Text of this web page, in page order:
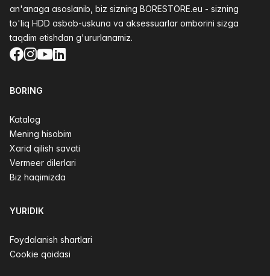
an'anaga asoslanib, biz sizning BORESTORE.eu - sizning
to'liq HDD asbob-uskuna va aksessuarlar omborini sizga
taqdim etishdan g'ururlanamiz.
Facebook
Instagram
YouTube
LinkedIn
BORING
Katalog
Mening hisobim
Xarid qilish savati
Vermeer dilerlari
Biz haqimizda
YURIDIK
Foydalanish shartlari
Cookie qoidasi